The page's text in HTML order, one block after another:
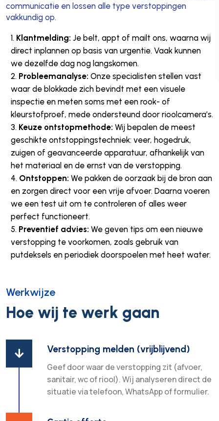
communicatie en lossen alle type verstoppingen
vakkundig op.
Klantmelding: Je belt, appt of mailt ons, waarna wij
direct inplannen op basis van urgentie. Vaak kunnen
we dezelfde dag nog langskomen.
Probleemanalyse: Onze specialisten stellen vast
waar de blokkade zich bevindt met een visuele
inspectie en meten soms met een rook- of
kleurstofproef, mede ondersteund door rioolcamera’s.
Keuze ontstopmethode: Wij bepalen de meest
geschikte ontstoppingstechniek: veer, hogedruk,
zuigen of geavanceerde apparatuur, afhankelijk van
het materiaal en de ernst van de verstopping.
Ontstoppen: We pakken de oorzaak bij de bron aan
en zorgen direct voor een vrije afvoer. Daarna voeren
we een test uit om te controleren of alles weer
perfect functioneert.
Preventief advies: We geven tips om een nieuwe
verstopping te voorkomen, zoals gebruik van
putdeksels en periodiek doorspoelen met heet water.
Werkwijze
Hoe wij te werk gaan
 Verstopping melden (vrijblijvend)
Geef door waar de verstopping zit (afvoer,
sanitair, wc of riool). Wij analyseren direct de
situatie via telefoon, WhatsApp of formulier.